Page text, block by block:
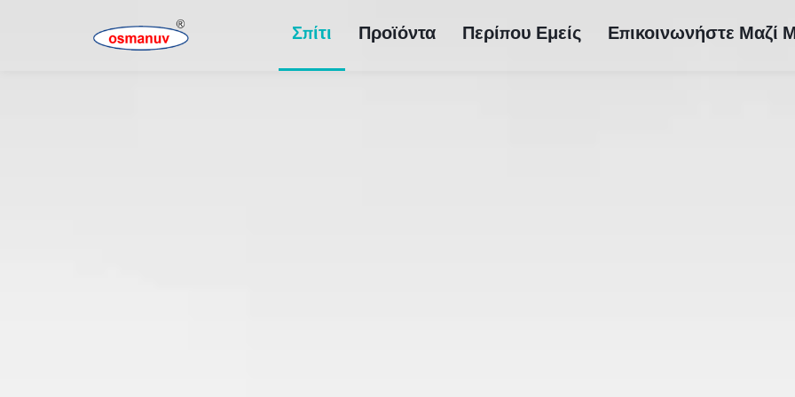
Σπίτι Προϊόντα Περίπου Εμείς Επικοινωνήστε Μαζί